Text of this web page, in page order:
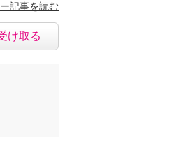
記事を読む
け取る